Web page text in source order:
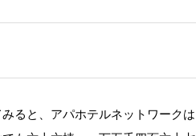
ると、アパホテルネットワークは